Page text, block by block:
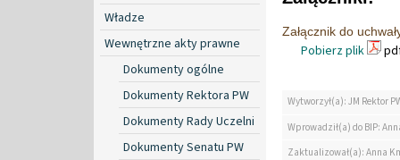
Władze
Wewnętrzne akty prawne
Dokumenty ogólne
Dokumenty Rektora PW
Dokumenty Rady Uczelni
Dokumenty Senatu PW
Załącznik do
Pobierz plik
Wytworzył(a): JM Rektor
Wprowadził(a) do BIP:
Zaktualizował(a): Anna